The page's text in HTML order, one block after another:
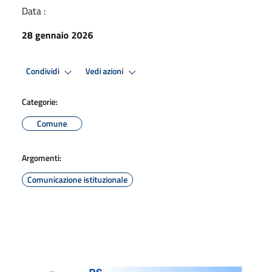
Data :
28 gennaio 2026
Condividi Vedi azioni
Categorie:
Comune
Argomenti:
Comunicazione istituzionale